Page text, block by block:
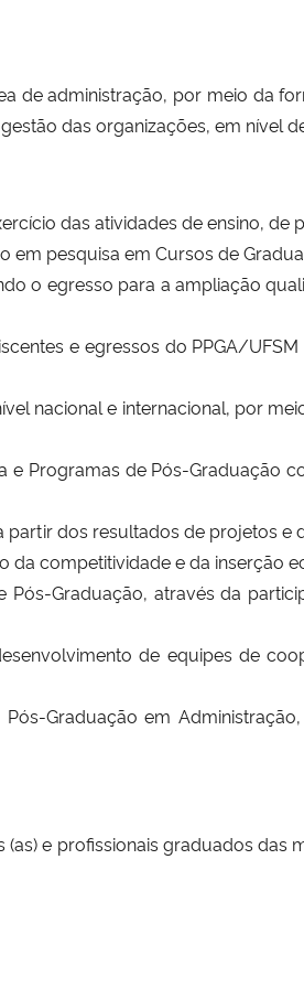
de administração, por meio da
das organizações, em nível
das atividades de ensino, de
em pesquisa em Cursos de
o egresso para a ampliação
e egressos do PPGA/
nacional e internacional, por
Programas de Pós-Graduação
dos resultados de projetos
da competitividade e da inserção
Pós-Graduação, através da
de equipes de
Graduação em
(as) e profissionais graduados